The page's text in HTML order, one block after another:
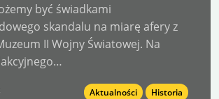
być świadkami
skandalu na miarę afery z
II Wojny Światowej. Na
Aktualności Historia